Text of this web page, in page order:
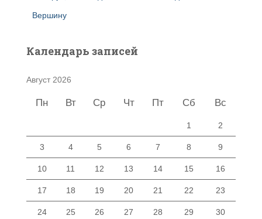
Вершину
Календарь записей
Август 2026
Пн Вт Ср Чт Пт Сб Вс
1 2
3 4 5 6 7 8 9
10 11 12 13 14 15 16
17 18 19 20 21 22 23
24 25 26 27 28 29 30